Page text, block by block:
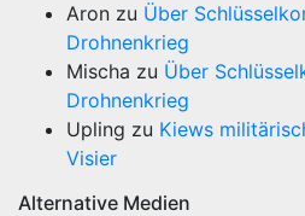
Aron zu Über
Drohnenkrieg
Mischa zu Über
Drohnenkrieg
Upling zu Kiews
Visier
Alternative Medien